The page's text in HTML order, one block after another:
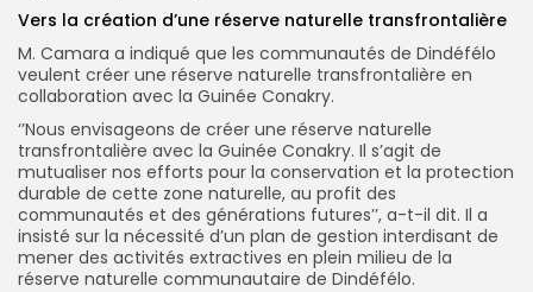
Vers la création d’une réserve naturelle transfrontalière
M. Camara a indiqué que les communautés de Dindéfélo
veulent créer une réserve naturelle transfrontalière en
collaboration avec la Guinée Conakry.
‘’Nous envisageons de créer une réserve naturelle
transfrontalière avec la Guinée Conakry. Il s’agit de
mutualiser nos efforts pour la conservation et la protection
durable de cette zone naturelle, au profit des
communautés et des générations futures’’, a-t-il dit. Il a
insisté sur la nécessité d’un plan de gestion interdisant de
mener des activités extractives en plein milieu de la
réserve naturelle communautaire de Dindéfélo.